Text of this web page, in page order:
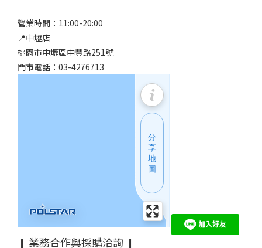
營業時間：11:00-20:00
📍中壢店
桃園市中壢區中豐路251號
門市電話：03-4276713
❙ 業務合作與採購洽詢 ❙